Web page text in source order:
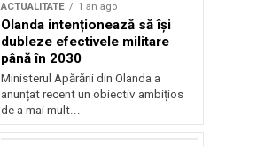
ACTUALITATE 1 an ago
Olanda intenționează să își
dubleze efectivele militare
până în 2030
Ministerul Apărării din Olanda a
anunțat recent un obiectiv ambițios
de a mai mult...